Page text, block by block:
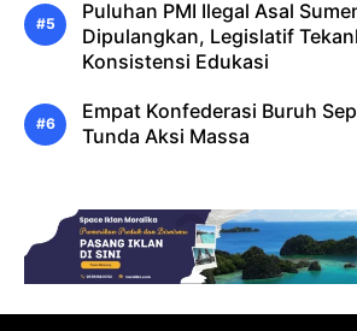
Puluhan PMI Ilegal Asal
Dipulangkan, Legislatif
Konsistensi Edukasi
Empat Konfederasi Buruh
Tunda Aksi Massa